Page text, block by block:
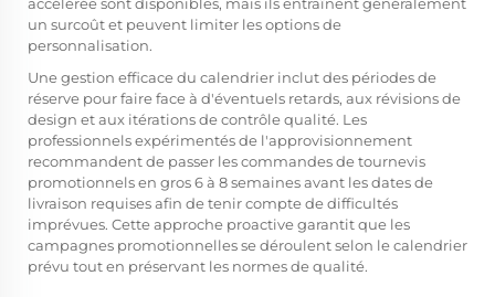
un surcoût et peuvent limiter les options de
personnalisation.
Une gestion efficace du calendrier inclut des périodes de
réserve pour faire face à d'éventuels retards, aux révisions de
design et aux itérations de contrôle qualité. Les
professionnels expérimentés de l'approvisionnement
recommandent de passer les commandes de tournevis
promotionnels en gros 6 à 8 semaines avant les dates de
livraison requises afin de tenir compte de difficultés
imprévues. Cette approche proactive garantit que les
campagnes promotionnelles se déroulent selon le calendrier
prévu tout en préservant les normes de qualité.